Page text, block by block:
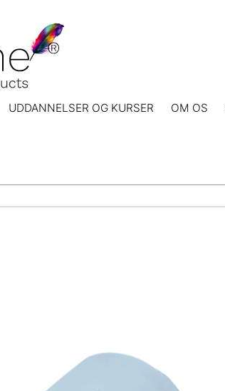
UDDANNELSER OG KURSER OM OS